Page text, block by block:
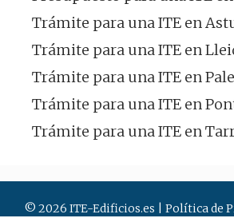
Trámite para una ITE en
Trámite para una ITE en
Trámite para una ITE en
Trámite para una ITE en
Trámite para una ITE en
© 2026 ITE-Edificios.es | Política de